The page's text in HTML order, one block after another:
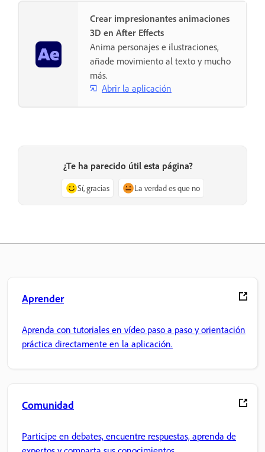
Crear impresionantes animaciones
3D en After Effects
Anima personajes e ilustraciones,
añade movimiento al texto y mucho
más.
Abrir la aplicación
¿Te ha parecido útil esta página?
Sí, gracias La verdad es que no
Aprender
Aprenda con tutoriales en vídeo paso a paso y orientación
práctica directamente en la aplicación.
Comunidad
Participe en debates, encuentre respuestas, aprenda de